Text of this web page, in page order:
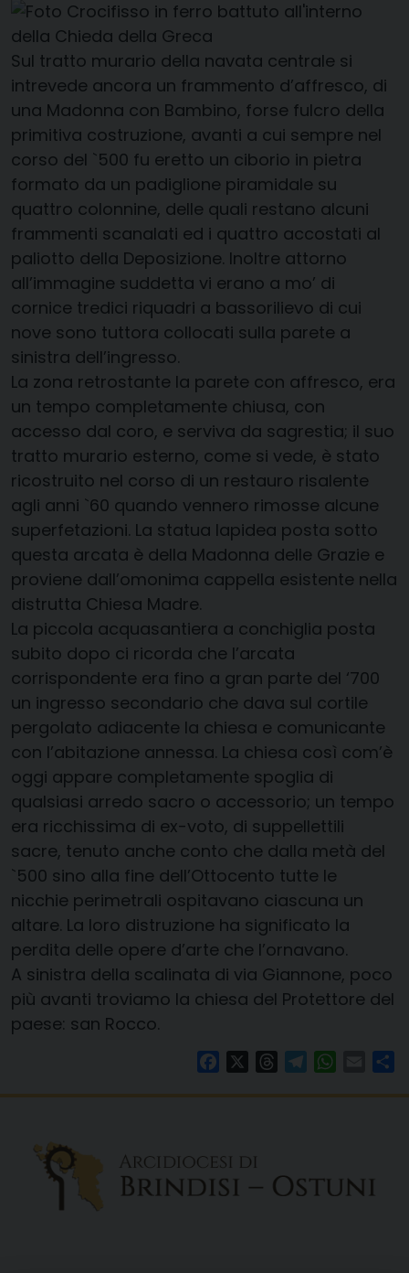
Sul tratto murario della navata centrale si
intrevede ancora un frammento d’affresco, di
una Madonna con Bambino, forse fulcro della
primitiva costruzione, avanti a cui sempre nel
corso del `500 fu eretto un ciborio in pietra
formato da un padiglione piramidale su
quattro colonnine, delle quali restano alcuni
frammenti scanalati ed i quattro accostati al
paliotto della Deposizione. Inoltre attorno
all’immagine suddetta vi erano a mo’ di
cornice tredici riquadri a bassorilievo di cui
nove sono tuttora collocati sulla parete a
sinistra dell’ingresso.
La zona retrostante la parete con affresco, era
un tempo completamente chiusa, con
accesso dal coro, e serviva da sagrestia; il suo
tratto murario esterno, come si vede, è stato
ricostruito nel corso di un restauro risalente
agli anni `60 quando vennero rimosse alcune
superfetazioni. La statua lapidea posta sotto
questa arcata è della Madonna delle Grazie e
proviene dall’omonima cappella esistente nella
distrutta Chiesa Madre.
La piccola acquasantiera a conchiglia posta
subito dopo ci ricorda che l’arcata
corrispondente era fino a gran parte del ‘700
un ingresso secondario che dava sul cortile
pergolato adiacente la chiesa e comunicante
con l’abitazione annessa. La chiesa così com’è
oggi appare completamente spoglia di
qualsiasi arredo sacro o accessorio; un tempo
era ricchissima di ex-voto, di suppellettili
sacre, tenuto anche conto che dalla metà del
`500 sino alla fine dell’Ottocento tutte le
nicchie perimetrali ospitavano ciascuna un
altare. La loro distruzione ha significato la
perdita delle opere d’arte che l’ornavano.
A sinistra della scalinata di via Giannone, poco
più avanti troviamo la chiesa del Protettore del
paese: san Rocco.
FacebookThreadsTelegram Email